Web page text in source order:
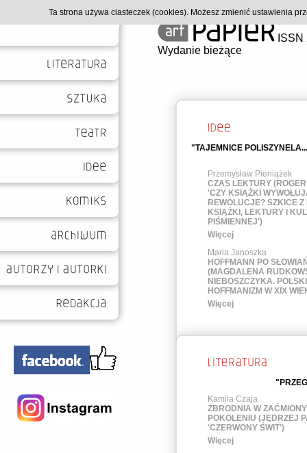
Wydanie bieżące
"TAJEMNICE
Przemysław Pieniążek
CZAS LEKTURY
'CZY KSIĄŻKI
REWOLUCJE? SZKICE Z
KSIĄŻKI, LEKTURY I
PIŚMIENNEJ')
Więcej
Maria Janoszka
HOFFMANN PO
(MAGDALENA
NIEBOSZCZYKA. POLSKI
HOFFMANIZM W XIX
Więcej
Kamila Czaja
ZBRODNIA W
POKOLENIU (JĘDRZEJ
'CZERWONY ŚWIT')
Więcej
Ta strona używa ciasteczek (cookies). Możesz zmienić ustawienia